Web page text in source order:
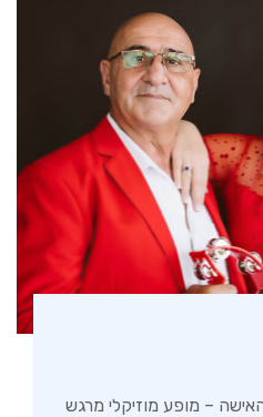
– מופע מוזיקלי מרגש